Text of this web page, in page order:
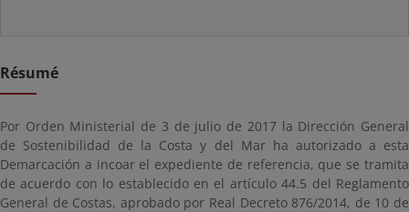
Résumé
Por Orden Ministerial de 3 de julio de 2017 la Dirección General
de Sostenibilidad de la Costa y del Mar ha autorizado a esta
Demarcación a incoar el expediente de referencia, que se tramita
de acuerdo con lo establecido en el artículo 44.5 del Reglamento
General de Costas, aprobado por Real Decreto 876/2014, de 10 de